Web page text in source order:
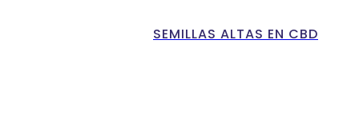
SEMILLAS ALTAS EN CBD